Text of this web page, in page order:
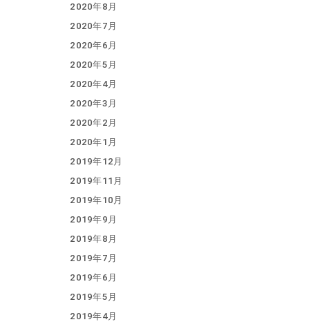
2020年8月
2020年7月
2020年6月
2020年5月
2020年4月
2020年3月
2020年2月
2020年1月
2019年12月
2019年11月
2019年10月
2019年9月
2019年8月
2019年7月
2019年6月
2019年5月
2019年4月